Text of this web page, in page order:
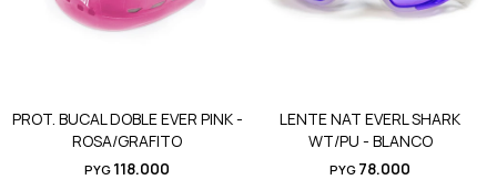
PROT. BUCAL DOBLE EVER PINK -
ROSA/GRAFITO
PYG 118.000
LENTE NAT EVERL SHARK
WT/PU - BLANCO
PYG 78.000